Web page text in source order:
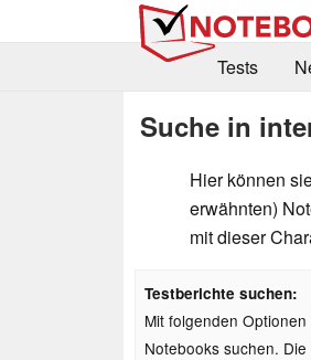
Tests
Suche in
Hier können
erwähnten)
mit dieser
Testberichte suchen:
Mit folgenden
Notebooks suchen.